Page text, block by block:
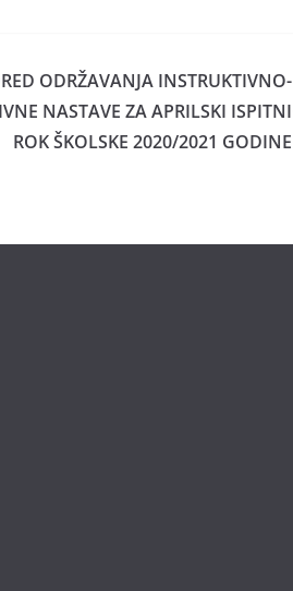
ODRŽAVANJA INSTRUKTIVNO-
NASTAVE ZA APRILSKI ISPITNI
ROK ŠKOLSKE 2020/2021 GODINE